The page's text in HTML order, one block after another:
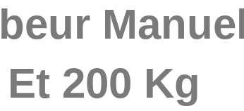
200 Kg